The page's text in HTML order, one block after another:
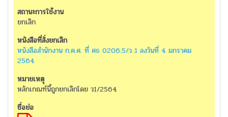
ยกเลิก
หนังสือสำนักงาน ก.ค.ศ. ที่ ศธ 0206.5/ว 1 ลงวันที่ 4 มกราคม
2564
หลักเกณฑ์นี้ถูกยกเลิกโดย ว1/2564